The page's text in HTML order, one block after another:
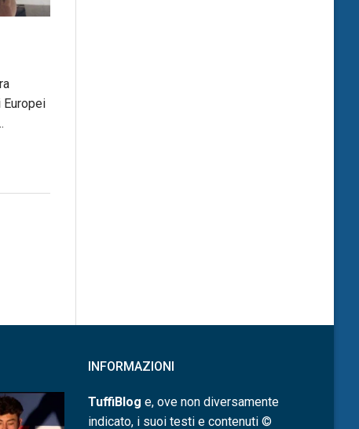
Europei
INFORMAZIONI
TuffiBlog e, ove non diversamente
indicato, i suoi testi e contenuti ©